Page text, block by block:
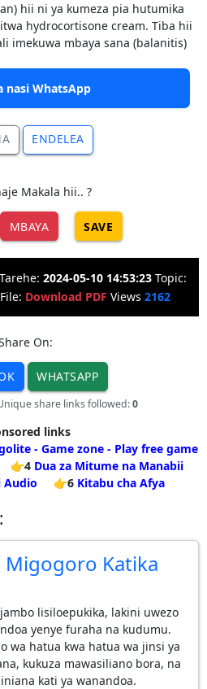
hii ni ya kumeza pia hutumika
hydrocortisone cream. Tiba hii
imekuwa mbaya sana (balanitis)
nasi WhatsApp
ENDELEA
Makala hii.. ?
MBAYA SAVE
Tarehe: 2024-05-10 14:53:23 Topic:
File: Download PDF Views 2162
On:
WHATSAPP
share links followed:0
links
- Game zone - Play free game
👉4 Dua za Mitume na Manabii
Audio 👉6 Kitabu cha Afya
Migogoro Katika
lisiloepukika, lakini uwezo
yenye furaha na kudumu.
wa hatua kwa hatua wa jinsi ya
kukuza mawasiliano bora, na
kati ya wanandoa.